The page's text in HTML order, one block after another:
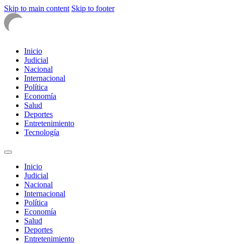
Skip to main content Skip to footer
Inicio
Judicial
Nacional
Internacional
Política
Economía
Salud
Deportes
Entretenimiento
Tecnología
Inicio
Judicial
Nacional
Internacional
Política
Economía
Salud
Deportes
Entretenimiento